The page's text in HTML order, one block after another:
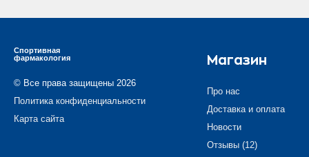
Спортивная
фармакология
© Все права защищены 2026
Политика конфиденциальности
Карта сайта
Магазин
Про нас
Доставка и оплата
Новости
Отзывы (12)